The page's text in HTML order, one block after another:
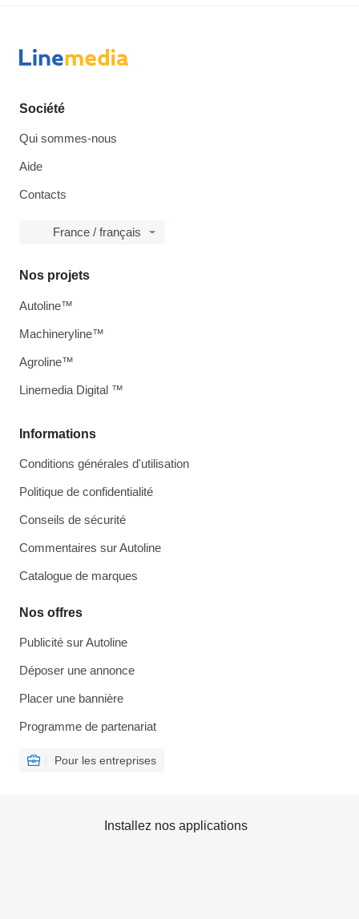
Société
Qui sommes-nous
Aide
Contacts
France / français
Informations
Conditions générales d'utilisation
Politique de confidentialité
Conseils de sécurité
Commentaires sur Autoline
Catalogue de marques
Nos offres
Publicité sur Autoline
Déposer une annonce
Placer une bannière
Programme de partenariat
Pour les entreprises
Nos projets
Autoline™
Machineryline™
Agroline™
Linemedia Digital ™
Installez nos applications